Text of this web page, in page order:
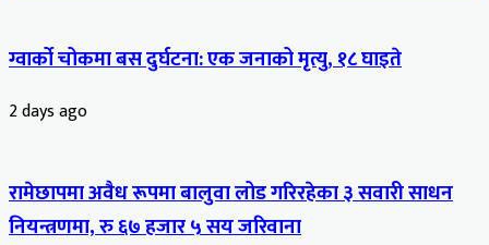
ग्वार्को चोकमा बस दुर्घटना: एक जनाको मृत्यु, १८ घाइते
2 days ago
रामेछापमा अवैध रूपमा बालुवा लोड गरिरहेका ३ सवारी साधन
नियन्त्रणमा, रु ६७ हजार ५ सय जरिवाना